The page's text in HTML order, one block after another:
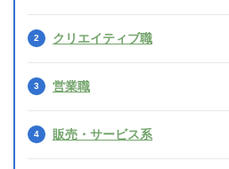
クリエイティブ職
営業職
販売・サービス系